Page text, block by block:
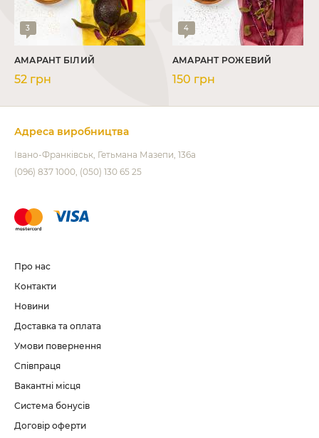
3
АМАРАНТ БІЛИЙ
52 грн
4
АМАРАНТ РОЖЕВИЙ
150 грн
Адреса виробництва
Івано-Франківськ Гетьмана Мазепи, 136а
(096) 837 1000 (050) 130 65 25
Про нас
Контакти
Новини
Доставка та оплата
Умови повернення
Співпраця
Вакантні місця
Система бонусів
Договір оферти